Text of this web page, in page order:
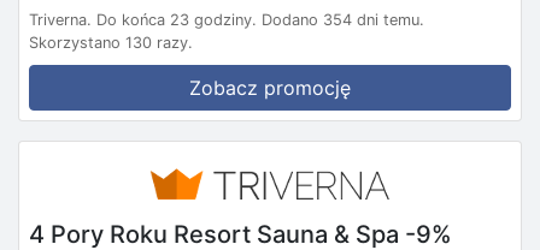
Triverna. Do końca 23 godziny. Dodano 354 dni temu.
Skorzystano 130 razy.
Zobacz promocję
4 Pory Roku Resort Sauna & Spa -9%